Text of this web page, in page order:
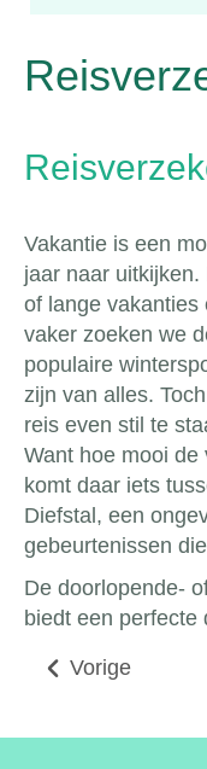
Vakantie is een
jaar naar
of lange vakanties
vaker zoeken we
populaire
zijn van alles.
reis even stil te
Want hoe mooi
komt daar iets
Diefstal, een
gebeurtenissen
De doorlopende-
biedt een perfecte
Vorige